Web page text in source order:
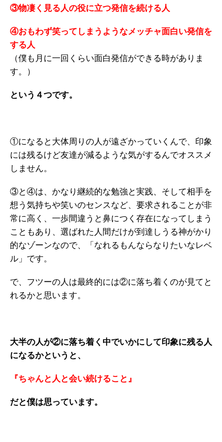
③物凄く見る人の役に立つ発信を続ける人
④おもわず笑ってしまうようなメッチャ面白い発信を
する人
（僕も月に一回くらい面白発信ができる時がありま
す。）
という４つです。
①になると大体周りの人が遠ざかっていくんで、印象
には残るけど友達が減るような気がするんでオススメ
しません。
③と④は、かなり継続的な勉強と実践、そして相手を
想う気持ちや笑いのセンスなど、要求されることが非
常に高く、一歩間違うと鼻につく存在になってしまう
こともあり、選ばれた人間だけが到達しうる神がかり
的なゾーンなので、「なれるもんならなりたいなレベ
ル」です。
で、フツーの人は最終的には②に落ち着くのが見てと
れるかと思います。
大半の人が②に落ち着く中でいかにして印象に残る人
になるかというと、
『ちゃんと人と会い続けること』
だと僕は思っています。